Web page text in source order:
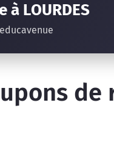
LOURDES
de